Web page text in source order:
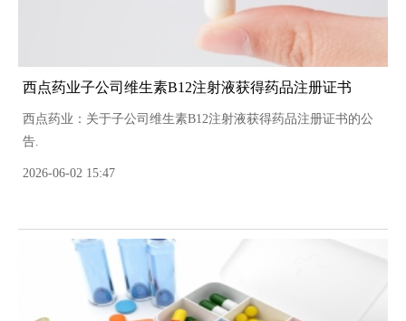
西点药业子公司维生素B12注射液获得药品注册证书
西点药业：关于子公司维生素B12注射液获得药品注册证书的公
告.
2026-06-02 15:47